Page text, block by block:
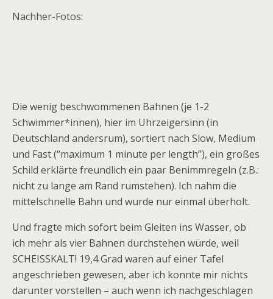
Nachher-Fotos:
Die wenig beschwommenen Bahnen (je 1-2
Schwimmer*innen), hier im Uhrzeigersinn (in
Deutschland andersrum), sortiert nach Slow, Medium
und Fast (“maximum 1 minute per length”), ein großes
Schild erklärte freundlich ein paar Benimmregeln (z.B.:
nicht zu lange am Rand rumstehen). Ich nahm die
mittelschnelle Bahn und wurde nur einmal überholt.
Und fragte mich sofort beim Gleiten ins Wasser, ob
ich mehr als vier Bahnen durchstehen würde, weil
SCHEISSKALT! 19,4 Grad waren auf einer Tafel
angeschrieben gewesen, aber ich konnte mir nichts
darunter vorstellen – auch wenn ich nachgeschlagen